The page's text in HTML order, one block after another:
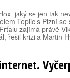
jaký se jen tak
Teplic s Plzní
zajímá právě
řešil krizi a Martin